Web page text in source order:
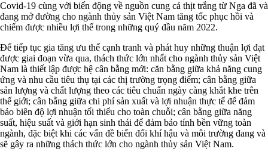
Covid-19 cùng với biến động về nguồn cung cá thịt trắng từ Nga đã và
đang mở đường cho ngành thủy sản Việt Nam tăng tốc phục hồi và
chiếm được nhiều lợi thế trong những quý đầu năm 2022.
Để tiếp tục gia tăng ưu thế cạnh tranh và phát huy những thuận lợi đạt
được giai đoạn vừa qua, thách thức lớn nhất cho ngành thủy sản Việt
Nam là thiết lập được hệ cân bằng mới: căn bằng giữa khả năng cung
ứng và nhu cầu tiêu thụ tại các thị trường trọng điểm; cân bằng giữa
sản lượng và chất lượng theo các tiêu chuẩn ngày càng khắt khe trên
thế giới; cân bằng giữa chi phí sản xuất và lợi nhuận thực tế để đảm
bảo biên độ lợi nhuận tối thiểu cho toàn chuỗi; cân bằng giữa năng
suất, hiệu suất và giới hạn sinh thái để đảm bảo tính bền vững toàn
ngành, đặc biệt khi các vấn đề biến đổi khí hậu và môi trường đang và
sẽ gây ra những thách thức lớn cho ngành thủy sản Việt Nam.